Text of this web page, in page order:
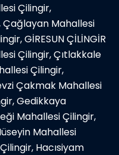
Çilingir,
Mahallesi
GİRESUN ÇİLİNGİR
Çilingir, Çıtlakkale
Çilingir,
Çakmak Mahallesi
Gedikkaya
Mahallesi Çilingir,
Mahallesi
Hacısiyam